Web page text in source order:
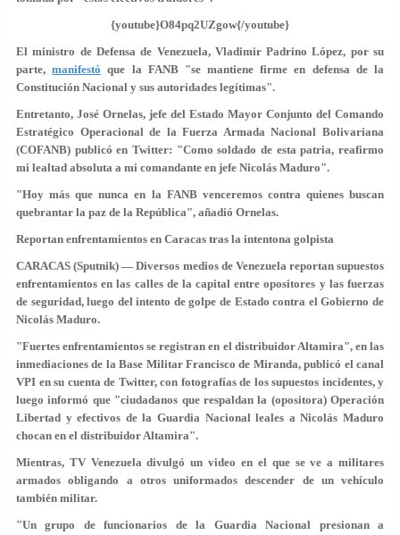
{youtube}O84pq2UZgow{/youtube}
El ministro de Defensa de Venezuela, Vladimir Padrino López, por su
parte,manifestó que la FANB "se mantiene firme en defensa de la
Constitución Nacional y sus autoridades legítimas".
Entretanto, José Ornelas, jefe del Estado Mayor Conjunto del Comando
Estratégico Operacional de la Fuerza Armada Nacional Bolivariana
(COFANB) publicó en Twitter: "Como soldado de esta patria, reafirmo
mi lealtad absoluta a mi comandante en jefe Nicolás Maduro".
"Hoy más que nunca en la FANB venceremos contra quienes buscan
quebrantar la paz de la República", añadió Ornelas.
Reportan enfrentamientos en Caracas tras la intentona golpista
CARACAS (Sputnik) — Diversos medios de Venezuela reportan supuestos
enfrentamientos en las calles de la capital entre opositores y las fuerzas
de seguridad, luego del intento de golpe de Estado contra el Gobierno de
Nicolás Maduro.
"Fuertes enfrentamientos se registran en el distribuidor Altamira", en las
inmediaciones de la Base Militar Francisco de Miranda, publicó el canal
VPI en su cuenta de Twitter, con fotografías de los supuestos incidentes, y
luego informó que "ciudadanos que respaldan la (opositora) Operación
Libertad y efectivos de la Guardia Nacional leales a Nicolás Maduro
chocan en el distribuidor Altamira".
Mientras, TV Venezuela divulgó un video en el que se ve a militares
armados obligando a otros uniformados descender de un vehículo
también militar.
"Un grupo de funcionarios de la Guardia Nacional presionan a